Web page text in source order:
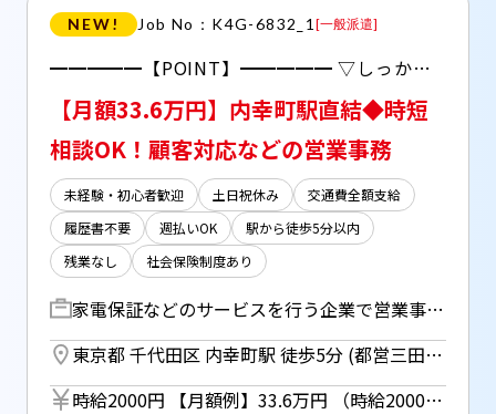
NEW! Job No：K4G-6832_1[一般派遣]
━━━━━【POINT】━━━━━ ▽しっかり稼げる事務！ ▽周りの方に聞きやすい環境！ ▽派遣が初めての方も安心◎ 当社の営業担当もしっかりサポートします。
【月額33.6万円】内幸町駅直結◆時短
相談OK！顧客対応などの営業事務
未経験・初心者歓迎 土日祝休み
交通費全額支給
履歴書不要
週払いOK
駅から徒歩5分以内
残業なし
社会保険制度あり
家電保証などのサービスを行う企業で営業事務 ▼システムへのデータ入力・登録 ▼請求業務（売上集計、請求書発行） ▼サービスご案内の電話（1日10件程度） ⇒アポイント取得までをお任せ！ ▼営業さんからの頼まれごと →リスト作成、データ分析など ▼電話・メール対応 ・・・その他付随する業務
東京都 千代田区 内幸町駅 徒歩5分 (都営三田線)
時給2000円 【月額例】33.6万円 （時給2000円×8h×21営業日の場合） ＊週払い（規定あり）利用OK！ 但し、週払い制度は初回2ヵ月間のみ、 3ヵ月目以降は月払い制になります。 利用についてはご本人様からお仕事紹介時に申請があった場合のみとなります。